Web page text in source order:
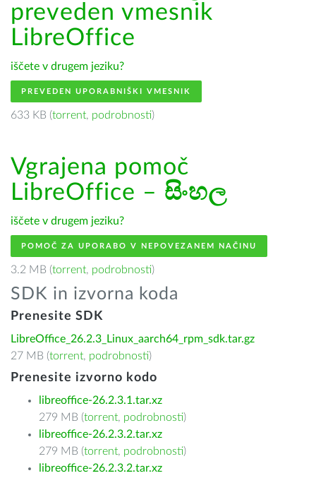
preveden vmesnik
LibreOffice
iščete v drugem jeziku?
PREVEDEN UPORABNIŠKI VMESNIK
633 KB (torrent, podrobnosti)
Vgrajena pomoč
LibreOffice – සිංහල
iščete v drugem jeziku?
POMOČ ZA UPORABO V NEPOVEZANEM NAČINU
3.2 MB (torrent, podrobnosti)
SDK in izvorna koda
Prenesite SDK
LibreOffice_26.2.3_Linux_aarch64_rpm_sdk.tar.gz
27 MB (torrent, podrobnosti)
Prenesite izvorno kodo
libreoffice-26.2.3.1.tar.xz
279 MB (torrent, podrobnosti)
libreoffice-26.2.3.2.tar.xz
279 MB (torrent, podrobnosti)
libreoffice-26.2.3.2.tar.xz